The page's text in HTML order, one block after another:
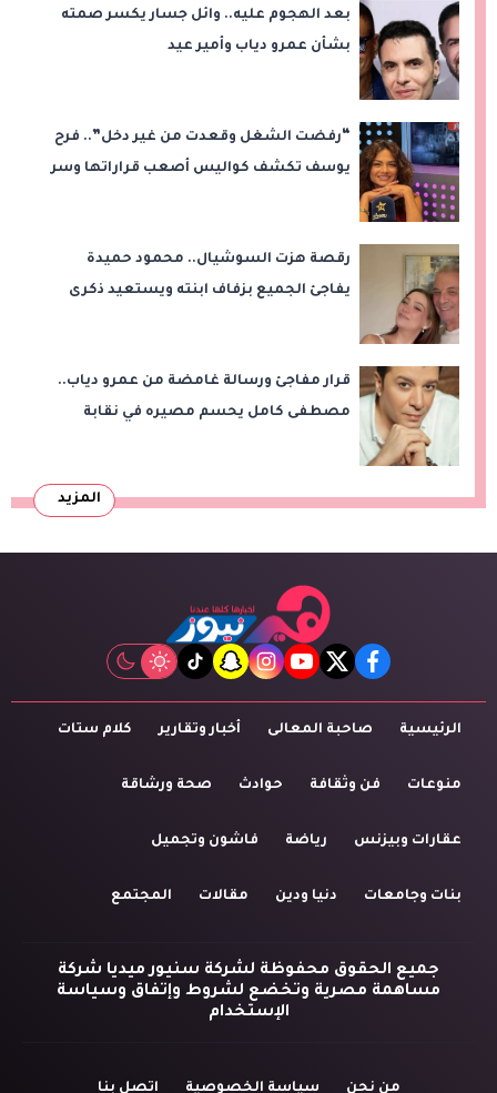
بعد الهجوم عليه.. وائل جسار يكسر صمته
بشأن عمرو دياب وأمير عيد
“رفضت الشغل وقعدت من غير دخل”.. فرح
يوسف تكشف كواليس أصعب قراراتها وسر
رقصة هزت السوشيال.. محمود حميدة
يفاجئ الجميع بزفاف ابنته ويستعيد ذكرى
قرار مفاجئ ورسالة غامضة من عمرو دياب..
مصطفى كامل يحسم مصيره في نقابة
المزيد
facebook
twitter
youtube
instagram
snapchat
tiktok
الرئيسية صاحبة المعالى أخبار وتقارير كلام ستات
منوعات فن وثقافة حوادث صحة ورشاقة
عقارات وبيزنس رياضة فاشون وتجميل
بنات وجامعات دنيا ودين مقالات المجتمع
جميع الحقوق محفوظة لشركة سنيور ميديا شركة
مساهمة مصرية وتخضع لشروط وإتفاق وسياسة
الإستخدام
من نحن سياسة الخصوصية اتصل بنا